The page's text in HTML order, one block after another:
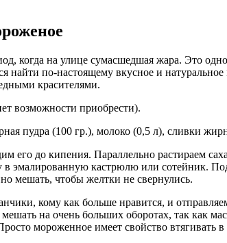
когда на улице сумасшедшая жара. Это
найти по-настоящему вкусное и
красителями.
возможности приобрести).
пудра (100 гр.), молоко (0,5 л), сливки
его до кипения. Параллельно растираем
эмалированную кастрюлю или сотейник.
мешать, чтобы желтки не свернулись.
кому как больше нравится, и
на очень больших оборотах, так как
мороженное имеет свойство втягивать в